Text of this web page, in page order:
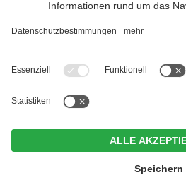
Hotel Brunner
Trotz genauer Arbeit und ständigem
Informieren Sie sich
Einstellungen | MwSt.-Nr.